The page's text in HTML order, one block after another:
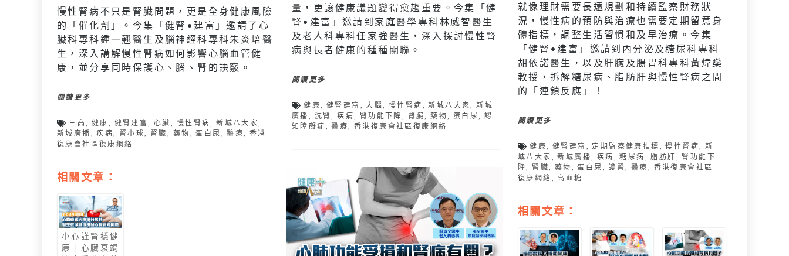
慢性腎病不只是腎臟問題，更是全身健康風險
的「催化劑」。今集「健腎•建富」邀請了心
臟科專科鍾一翹醫生及腦神經科專科朱炎培醫
生，深入講解慢性腎病如何影響心腦血管健
康，並分享同時保護心、腦、腎的訣竅。
閱讀更多
三高,健康 , 健腎建富,心臟 , 慢性腎病,新城八大家,
新城廣播 ,疾病, 腎小球, 腎臟 , 藥物 ,蛋白尿 ,醫療, 香港
復康會社區復康網絡
相關文章：
小心謹腎穩健
康｜心臟衰竭
量，更讓健康議題變得愈趨重要。今集「健
腎•建富」邀請到家庭醫學專科林威智醫生
及老人科專科任家強醫生，深入探討慢性腎
病與長者健康的種種關聯。
閱讀更多
健康, 健腎建富 ,大腦,慢性腎病 ,新城八大家,新城
廣播 , 洗腎,疾病, 腎功能下降 , 腎臟,藥物, 蛋白尿, 認
知障礙症 ,醫療, 香港復康會社區復康網絡
就像理財需要長遠規劃和持續監察財務狀
況，慢性病的預防與治療也需要定期留意身
體指標，調整生活習慣和及早治療。今集
「健腎•建富」邀請到內分泌及糖尿科專科
胡依諾醫生，以及肝臟及腸胃科專科黃煒燊
教授，拆解糖尿病、脂肪肝與慢性腎病之間
的「連鎖反應」！
閱讀更多
健康, 健腎建富 , 定期監察健康指標 ,慢性腎病, 新
城八大家 ,新城廣播, 疾病 ,糖尿病 ,脂肪肝 , 腎功能下
降, 腎臟, 藥物 ,蛋白尿 ,護腎, 醫療 , 香港復康會社區
復康網絡 ,高血糖
相關文章：